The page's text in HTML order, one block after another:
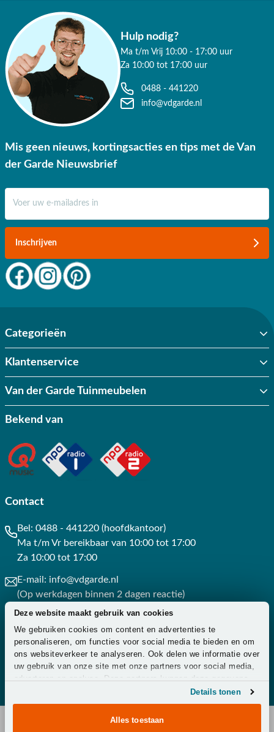
Deze website maakt gebruik van cookies
We gebruiken cookies om content en advertenties te
personaliseren, om functies voor social media te bieden en om
ons websiteverkeer te analyseren. Ook delen we informatie over
uw gebruik van onze site met onze partners voor social media,
adverteren en analyse. Deze partners kunnen deze gegevens
combineren met andere informatie die u aan ze heeft verstrekt
of die ze hebben verzameld op basis van uw gebruik van hun
Details tonen
Alles toestaan
Hulp nodig?
Ma t/m Vrij 10:00 - 17:00 uur
Za 10:00 tot 17:00 uur
0488 - 441220
info@vdgarde.nl
Mis geen nieuws, kortingsacties en tips met de Van
der Garde Nieuwsbrief
Inschrijven
Categorieën
Klantenservice
Van der Garde Tuinmeubelen
Bekend van
Contact
Bel: 0488 - 441220 (hoofdkantoor)
Ma t/m Vr bereikbaar van 10:00 tot 17:00
Za 10:00 tot 17:00
E-mail: info@vdgarde.nl
(Op werkdagen binnen 2 dagen reactie)
Whatsapp: 0488441220
(Op werkdagen binnen 3 uur reactie)